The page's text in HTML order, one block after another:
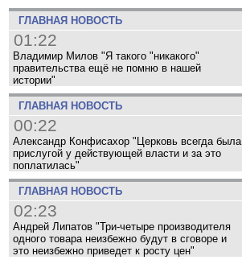
ГЛАВНАЯ НОВОСТЬ
01:22
Владимир Милов "Я такого "никакого"
правительства ещё не помню в нашей
истории"
ГЛАВНАЯ НОВОСТЬ
00:22
Александр Конфисахор "Церковь всегда была
прислугой у действующей власти и за это
поплатилась"
ГЛАВНАЯ НОВОСТЬ
02:23
Андрей Липатов "Три-четыре производителя
одного товара неизбежно будут в сговоре и
это неизбежно приведет к росту цен"